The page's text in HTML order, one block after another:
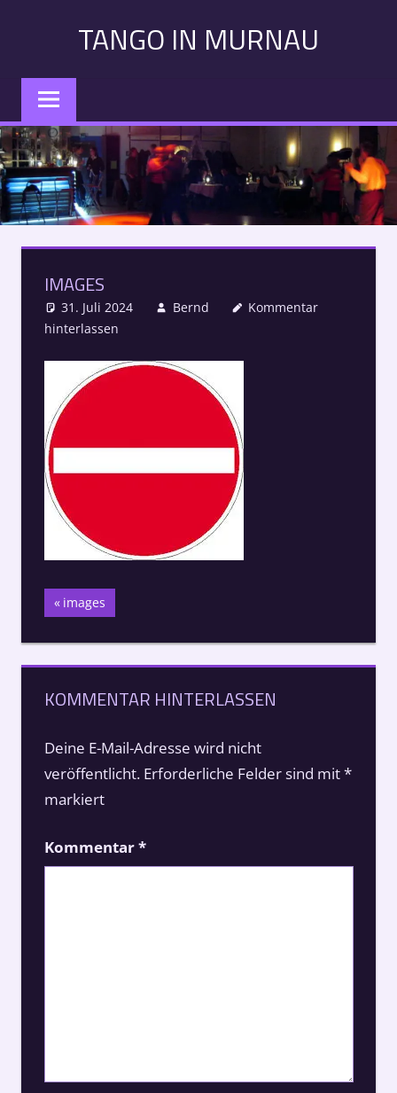
TANGO IN MURNAU
Tango
Veranstaltungen,
Kurse,
Konzerte
–
einen
Blick
IMAGES
31. Juli 2024 Bernd
Kommentar
hinterlassen
Beitragsnavigation
Vorheriger
Beitrag:
images
KOMMENTAR HINTERLASSEN
Deine E-Mail-Adresse wird nicht
veröffentlicht. Erforderliche Felder sind mit*
markiert
Kommentar*